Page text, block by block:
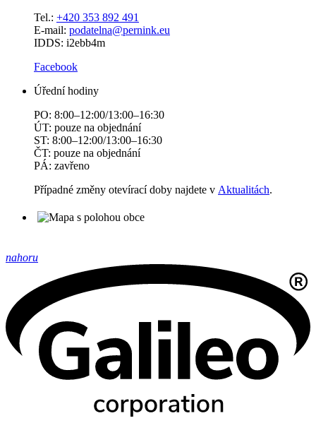
Tel.: +420 353 892 491
E-mail: podatelna@pernink.eu
IDDS: i2ebb4m
Facebook
Úřední hodiny
PO: 8:00–12:00/13:00–16:30
ÚT: pouze na objednání
ST: 8:00–12:00/13:00–16:30
ČT: pouze na objednání
PÁ: zavřeno
Případné změny otevírací doby najdete v Aktualitách.
nahoru